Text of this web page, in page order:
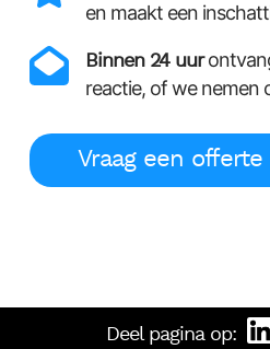
en maakt een
Binnen 24 uur
reactie, of we nemen
Vraag een offerte
Deel pagina op: